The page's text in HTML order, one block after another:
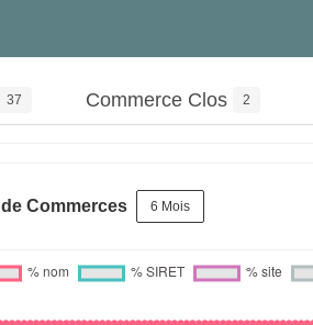
37 Commerce Clos 2
Commerces 6 Mois